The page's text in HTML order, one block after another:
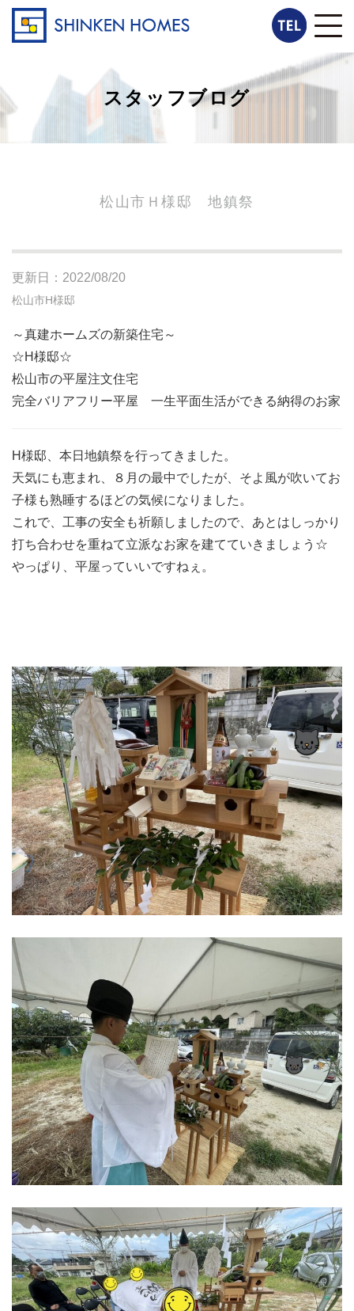
スタッフブログ
松山市Ｈ様邸 地鎮祭
更新日：2022/08/20
松山市H様邸
～真建ホームズの新築住宅～
☆H様邸☆
松山市の平屋注文住宅
完全バリアフリー平屋 一生平面生活ができる納得のお家
H様邸、本日地鎮祭を行ってきました。
天気にも恵まれ、８月の最中でしたが、そよ風が吹いてお
子様も熟睡するほどの気候になりました。
これで、工事の安全も祈願しましたので、あとはしっかり
打ち合わせを重ねて立派なお家を建てていきましょう☆
やっぱり、平屋っていいですねぇ。